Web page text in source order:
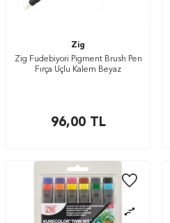
Zig
Zig Fudebiyori Pigment Brush Pen
Fırça Uçlu Kalem Beyaz
96,00TL